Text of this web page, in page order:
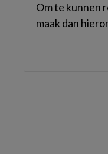
Om te kunnen
maak dan